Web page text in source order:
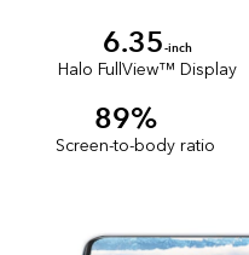
6.35-inch
Halo FullView™ Display
89%
Screen-to-body ratio